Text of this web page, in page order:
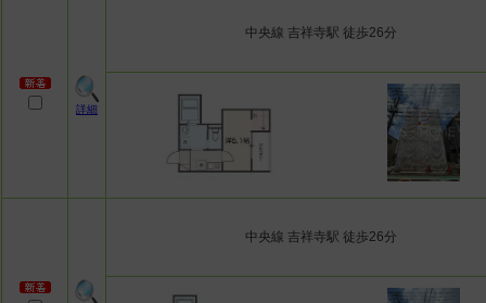
詳細
中央線 吉祥寺駅 徒歩26分
中央線 吉祥寺駅 徒歩26分